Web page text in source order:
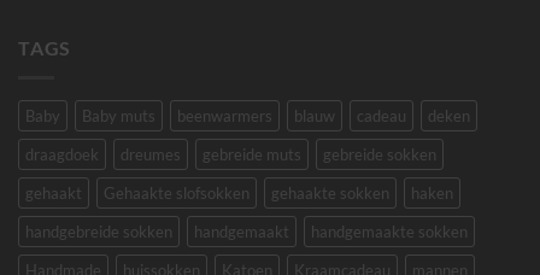
TAGS
Baby Baby muts beenwarmers blauw cadeau
deken
draagdoek
dreumes gebreide muts
gebreide sokken
gehaakt
Gehaakte slofsokken gehaakte sokken
haken
handgebreide sokken
handgemaakt
handgemaakte sokken
Handmade
huissokken Katoen Kraamcadeau mannen